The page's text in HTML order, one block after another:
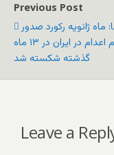
Previous Post
ماه ژانویه رکورد صدور
احکام اعدام در ایران در ۱۳ ماه
گذشته شکسته شد
Leave a